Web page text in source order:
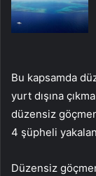
Bu kapsamda
yurt dışına
düzensiz
4 şüpheli
Düzensiz